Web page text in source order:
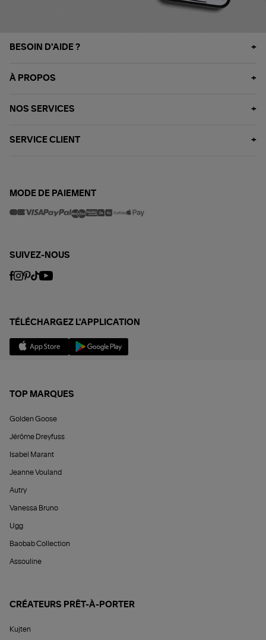
BESOIN D'AIDE ?
À PROPOS
NOS SERVICES
SERVICE CLIENT
MODE DE PAIEMENT
SUIVEZ-NOUS
TÉLÉCHARGEZ L'APPLICATION
TOP MARQUES
Golden Goose
Jérôme Dreyfuss
Isabel Marant
Jeanne Vouland
Autry
Vanessa Bruno
Ugg
Baobab Collection
Assouline
CRÉATEURS PRÊT-À-PORTER
Kujten